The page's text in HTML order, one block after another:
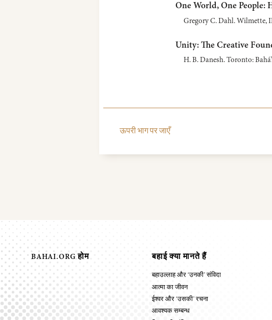
One World, One People:
Gregory C. Dahl. Wilmette,
Unity: The Creative
H. B. Danesh. Toronto:
ऊपरी भाग पर जाएँ
BAHAI.ORG होम बहाई क्या मानते हैं
बहाउल्लाह और ‘उनकी’ संविदा
आत्मा का जीवन
ईश्वर और ‘उसकी’ रचना
आवश्यक सम्बन्ध